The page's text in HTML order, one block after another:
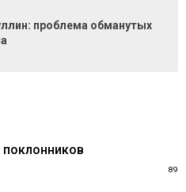
проблема обманутых
поклонников
89